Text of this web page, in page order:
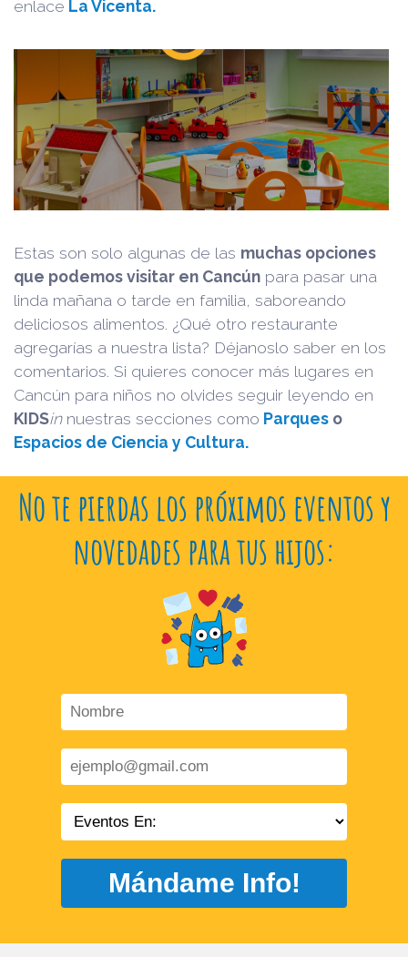
enlace La Vicenta.
Estas son solo algunas de las muchas opciones
que podemos visitar en Cancún para pasar una
linda mañana o tarde en familia, saboreando
deliciosos alimentos. ¿Qué otro restaurante
agregarías a nuestra lista? Déjanoslo saber en los
comentarios. Si quieres conocer más lugares en
Cancún para niños no olvides seguir leyendo en
KIDSinnuestras secciones como Parques o
Espacios de Ciencia y Cultura.
No te pierdas los próximos eventos y
novedades para tus hijos:
Mándame Info!